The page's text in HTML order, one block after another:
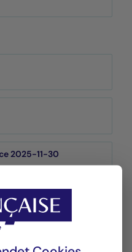
2025-11-30
2025-10-31